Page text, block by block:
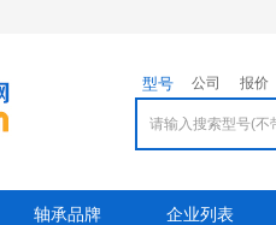
型号 公司 报价
轴承品牌 企业列表